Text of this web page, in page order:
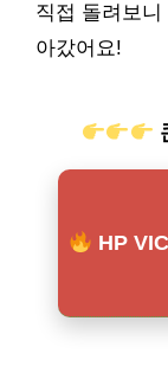
직접 돌려보
아갔어요!
HP